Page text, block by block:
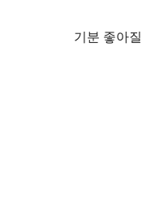
기분 좋아